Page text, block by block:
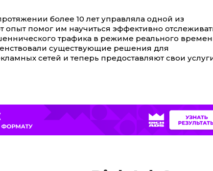
более 10 лет управляла одной из
опыт помог им научиться эффективно
трафика в режиме реального
существующие решения для
сетей и теперь предоставляют свои